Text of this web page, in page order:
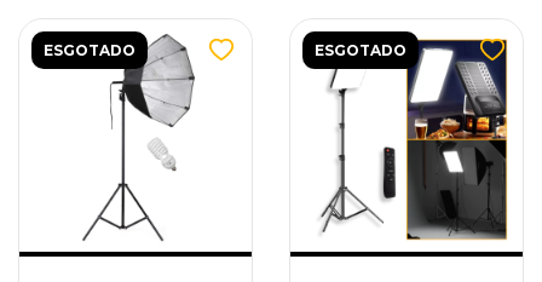
ESGOTADO ESGOTADO